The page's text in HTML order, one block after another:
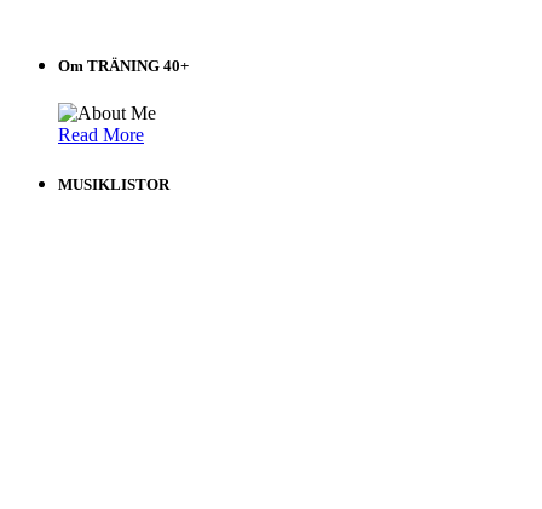
Om TRÄNING 40+
Read More
MUSIKLISTOR